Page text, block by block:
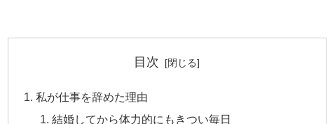
目次
私が仕事を辞めた理由
結婚してから体力的にもきつい毎日